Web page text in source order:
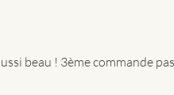
beau ! 3ème commande